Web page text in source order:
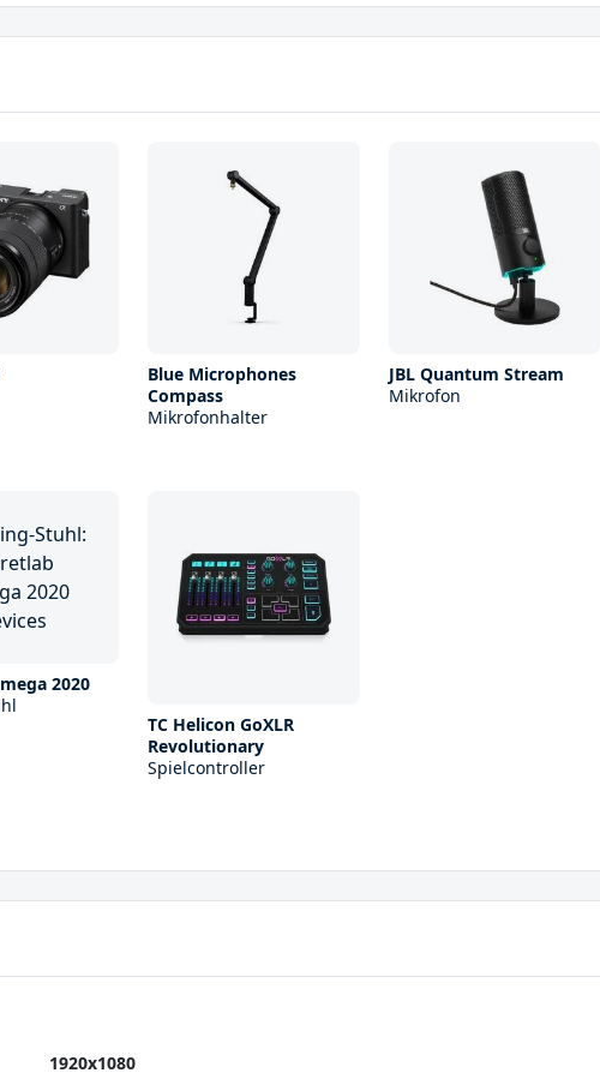
Blue Microphones
Compass
Mikrofonhalter
JBL Quantum Stream
Mikrofon
2020
TC Helicon GoXLR
Revolutionary
Spielcontroller
1920x1080